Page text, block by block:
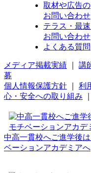
取材や広告の
お問い合わせ
テラス・最
お問い合わせ
よくある質問
メディア掲載実績 講
募
個人情報保護方針
利
心・安全への取り組み
中高一貫校へご進学後
ベーションアカデミアへ